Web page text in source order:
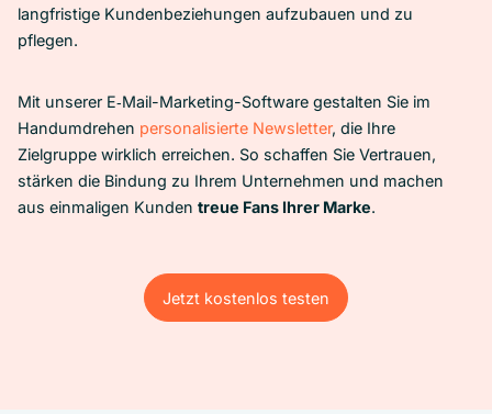
langfristige Kundenbeziehungen aufzubauen und zu
pflegen.
Mit unserer E‑Mail-Marketing-Software gestalten Sie im
Handumdrehen personalisierte Newsletter, die Ihre
Zielgruppe wirklich erreichen. So schaffen Sie Vertrauen,
stärken die Bindung zu Ihrem Unternehmen und machen
aus einmaligen Kunden treue Fans Ihrer Marke.
Jetzt kostenlos testen
Jetzt kostenlos testen